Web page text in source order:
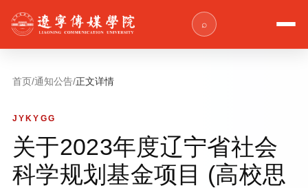
⌕
首页/通知公告/正文详情
JYKYGG
关于2023年度辽宁省社会
科学规划基金项目 (高校思